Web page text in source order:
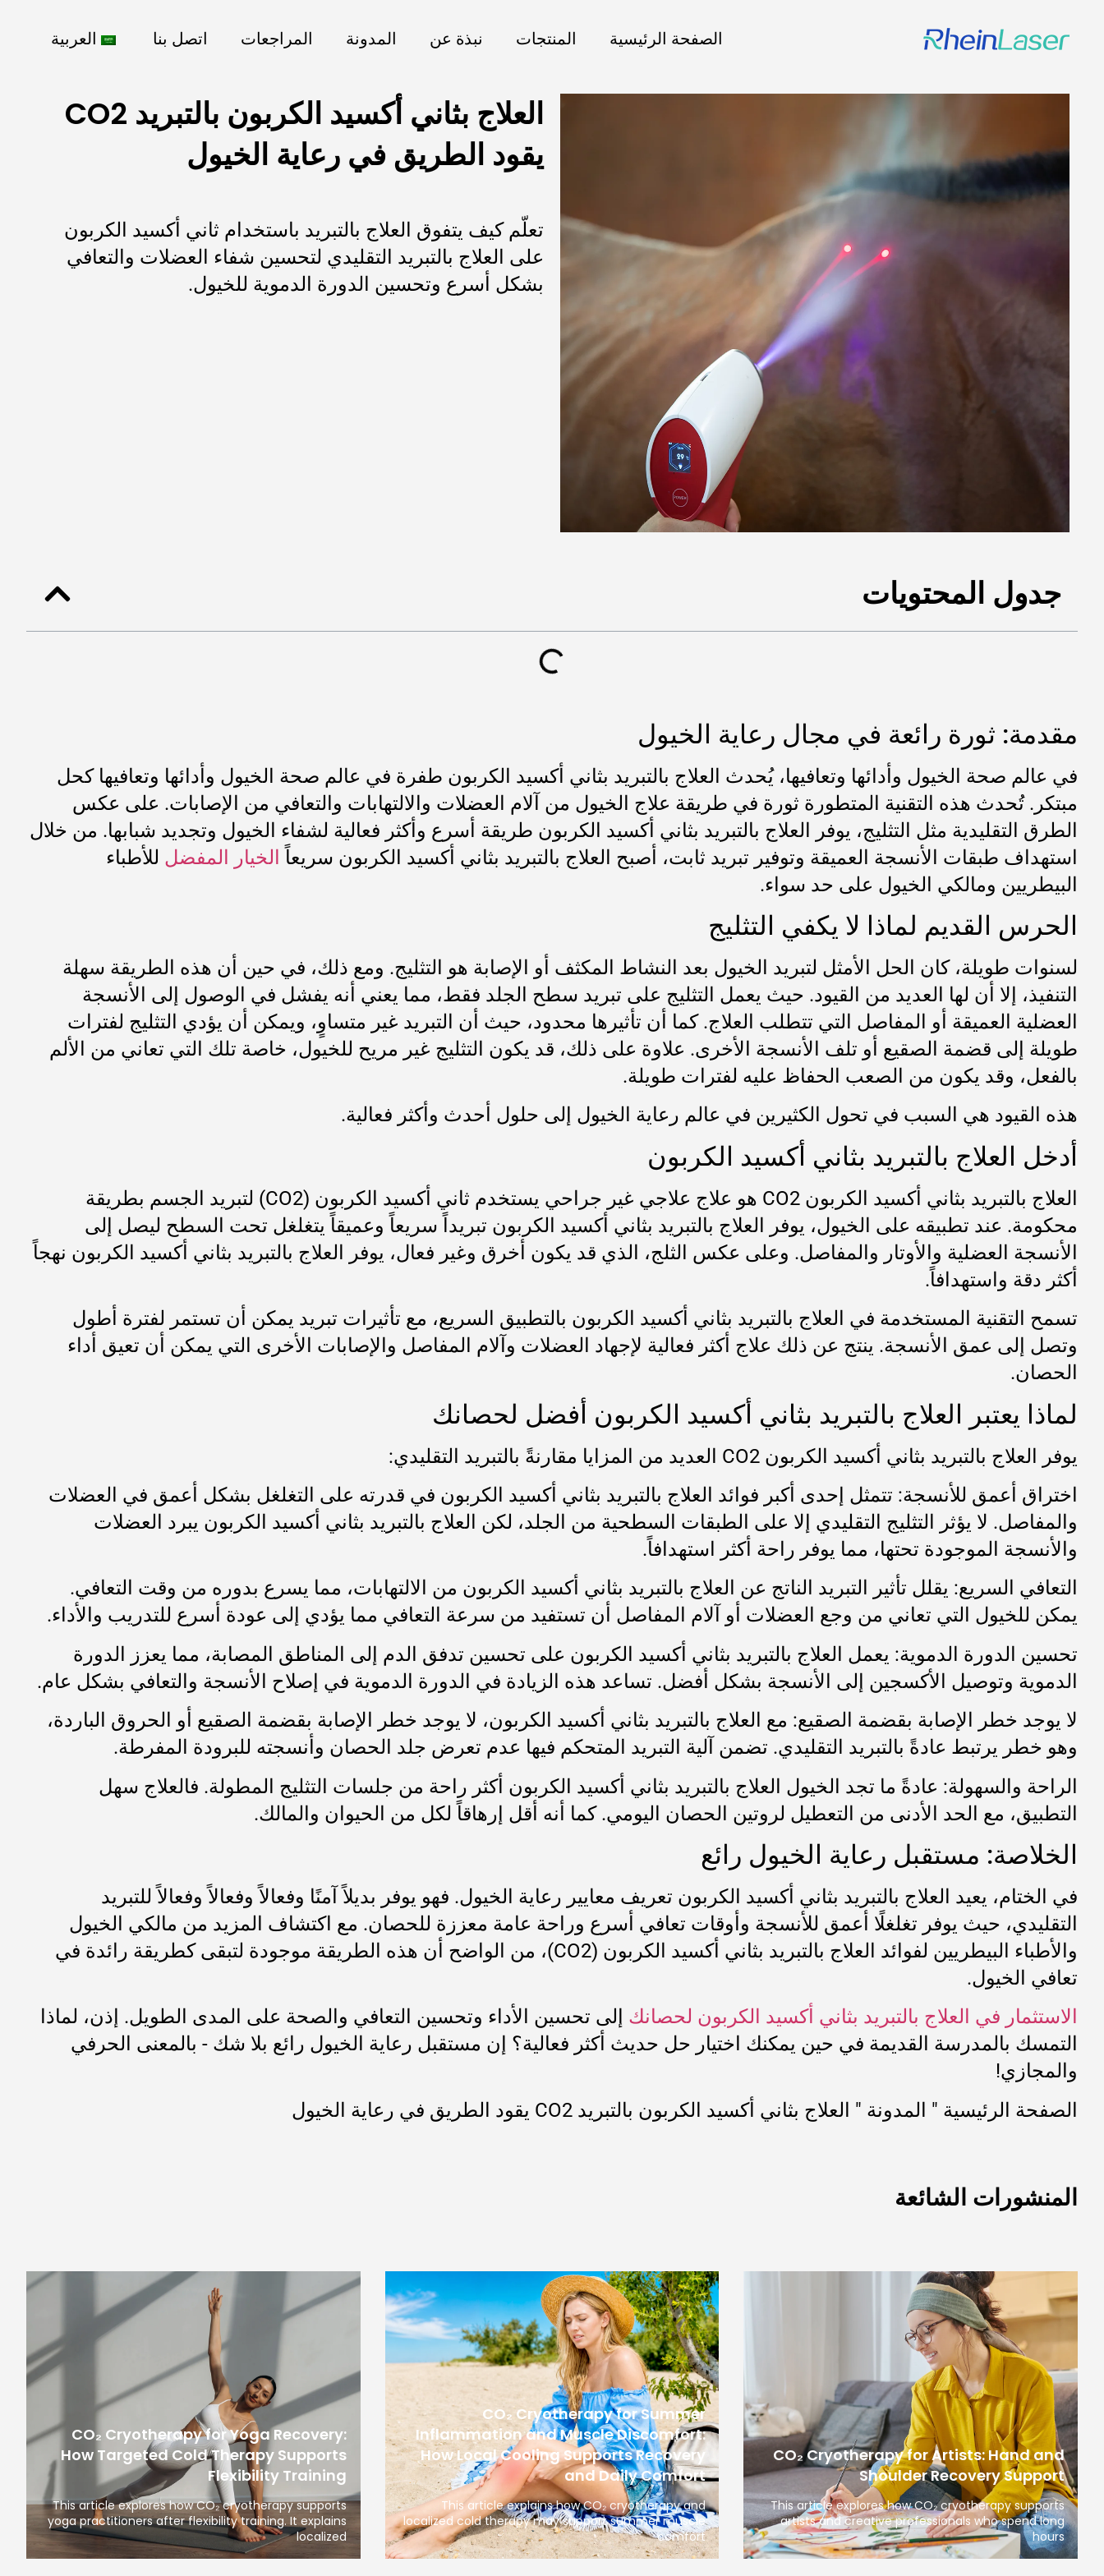
الصفحة الرئيسية المنتجات نبذة عن المدونة المراجعات اتصل بنا العربية
العلاج بثاني أكسيد الكربون بالتبريد CO2
يقود الطريق في رعاية الخيول
تعلّم كيف يتفوق العلاج بالتبريد باستخدام ثاني أكسيد الكربون
على العلاج بالتبريد التقليدي لتحسين شفاء العضلات والتعافي
بشكل أسرع وتحسين الدورة الدموية للخيول.
جدول المحتويات
مقدمة: ثورة رائعة في مجال رعاية الخيول
في عالم صحة الخيول وأدائها وتعافيها، يُحدث العلاج بالتبريد بثاني أكسيد الكربون طفرة في عالم صحة الخيول وأدائها وتعافيها كحل
مبتكر. تُحدث هذه التقنية المتطورة ثورة في طريقة علاج الخيول من آلام العضلات والالتهابات والتعافي من الإصابات. على عكس
الطرق التقليدية مثل التثليج، يوفر العلاج بالتبريد بثاني أكسيد الكربون طريقة أسرع وأكثر فعالية لشفاء الخيول وتجديد شبابها. من خلال
استهداف طبقات الأنسجة العميقة وتوفير تبريد ثابت، أصبح العلاج بالتبريد بثاني أكسيد الكربون سريعاً الخيار المفضل للأطباء
البيطريين ومالكي الخيول على حد سواء.
الحرس القديم لماذا لا يكفي التثليج
لسنوات طويلة، كان الحل الأمثل لتبريد الخيول بعد النشاط المكثف أو الإصابة هو التثليج. ومع ذلك، في حين أن هذه الطريقة سهلة
التنفيذ، إلا أن لها العديد من القيود. حيث يعمل التثليج على تبريد سطح الجلد فقط، مما يعني أنه يفشل في الوصول إلى الأنسجة
العضلية العميقة أو المفاصل التي تتطلب العلاج. كما أن تأثيرها محدود، حيث أن التبريد غير متساوٍ، ويمكن أن يؤدي التثليج لفترات
طويلة إلى قضمة الصقيع أو تلف الأنسجة الأخرى. علاوة على ذلك، قد يكون التثليج غير مريح للخيول، خاصة تلك التي تعاني من الألم
بالفعل، وقد يكون من الصعب الحفاظ عليه لفترات طويلة.
هذه القيود هي السبب في تحول الكثيرين في عالم رعاية الخيول إلى حلول أحدث وأكثر فعالية.
أدخل العلاج بالتبريد بثاني أكسيد الكربون
العلاج بالتبريد بثاني أكسيد الكربون CO2 هو علاج علاجي غير جراحي يستخدم ثاني أكسيد الكربون (CO2) لتبريد الجسم بطريقة
محكومة. عند تطبيقه على الخيول، يوفر العلاج بالتبريد بثاني أكسيد الكربون تبريداً سريعاً وعميقاً يتغلغل تحت السطح ليصل إلى
الأنسجة العضلية والأوتار والمفاصل. وعلى عكس الثلج، الذي قد يكون أخرق وغير فعال، يوفر العلاج بالتبريد بثاني أكسيد الكربون نهجاً
أكثر دقة واستهدافاً.
تسمح التقنية المستخدمة في العلاج بالتبريد بثاني أكسيد الكربون بالتطبيق السريع، مع تأثيرات تبريد يمكن أن تستمر لفترة أطول
وتصل إلى عمق الأنسجة. ينتج عن ذلك علاج أكثر فعالية لإجهاد العضلات وآلام المفاصل والإصابات الأخرى التي يمكن أن تعيق أداء
الحصان.
لماذا يعتبر العلاج بالتبريد بثاني أكسيد الكربون أفضل لحصانك
يوفر العلاج بالتبريد بثاني أكسيد الكربون CO2 العديد من المزايا مقارنةً بالتبريد التقليدي:
اختراق أعمق للأنسجة: تتمثل إحدى أكبر فوائد العلاج بالتبريد بثاني أكسيد الكربون في قدرته على التغلغل بشكل أعمق في العضلات
والمفاصل. لا يؤثر التثليج التقليدي إلا على الطبقات السطحية من الجلد، لكن العلاج بالتبريد بثاني أكسيد الكربون يبرد العضلات
والأنسجة الموجودة تحتها، مما يوفر راحة أكثر استهدافاً.
التعافي السريع: يقلل تأثير التبريد الناتج عن العلاج بالتبريد بثاني أكسيد الكربون من الالتهابات، مما يسرع بدوره من وقت التعافي.
يمكن للخيول التي تعاني من وجع العضلات أو آلام المفاصل أن تستفيد من سرعة التعافي مما يؤدي إلى عودة أسرع للتدريب والأداء.
تحسين الدورة الدموية: يعمل العلاج بالتبريد بثاني أكسيد الكربون على تحسين تدفق الدم إلى المناطق المصابة، مما يعزز الدورة
الدموية وتوصيل الأكسجين إلى الأنسجة بشكل أفضل. تساعد هذه الزيادة في الدورة الدموية في إصلاح الأنسجة والتعافي بشكل عام.
لا يوجد خطر الإصابة بقضمة الصقيع: مع العلاج بالتبريد بثاني أكسيد الكربون، لا يوجد خطر الإصابة بقضمة الصقيع أو الحروق الباردة،
وهو خطر يرتبط عادةً بالتبريد التقليدي. تضمن آلية التبريد المتحكم فيها عدم تعرض جلد الحصان وأنسجته للبرودة المفرطة.
الراحة والسهولة: عادةً ما تجد الخيول العلاج بالتبريد بثاني أكسيد الكربون أكثر راحة من جلسات التثليج المطولة. فالعلاج سهل
التطبيق، مع الحد الأدنى من التعطيل لروتين الحصان اليومي. كما أنه أقل إرهاقاً لكل من الحيوان والمالك.
الخلاصة: مستقبل رعاية الخيول رائع
في الختام، يعيد العلاج بالتبريد بثاني أكسيد الكربون تعريف معايير رعاية الخيول. فهو يوفر بديلاً آمنًا وفعالاً وفعالاً وفعالاً للتبريد
التقليدي، حيث يوفر تغلغلًا أعمق للأنسجة وأوقات تعافي أسرع وراحة عامة معززة للحصان. مع اكتشاف المزيد من مالكي الخيول
والأطباء البيطريين لفوائد العلاج بالتبريد بثاني أكسيد الكربون (CO2)، من الواضح أن هذه الطريقة موجودة لتبقى كطريقة رائدة في
تعافي الخيول.
الاستثمار في العلاج بالتبريد بثاني أكسيد الكربون لحصانك إلى تحسين الأداء وتحسين التعافي والصحة على المدى الطويل. إذن، لماذا
التمسك بالمدرسة القديمة في حين يمكنك اختيار حل حديث أكثر فعالية؟ إن مستقبل رعاية الخيول رائع بلا شك - بالمعنى الحرفي
والمجازي!
الصفحة الرئيسية " المدونة " العلاج بثاني أكسيد الكربون بالتبريد CO2 يقود الطريق في رعاية الخيول
المنشورات الشائعة
CO₂ Cryotherapy for Artists: Hand and
Shoulder Recovery Support
This article explores how CO₂ cryotherapy supports
artists and creative professionals who spend long
hours
CO₂ Cryotherapy for Summer
Inflammation and Muscle Discomfort:
How Local Cooling Supports Recovery
and Daily Comfort
This article explains how CO₂ cryotherapy and
localized cold therapy may support summer muscle
comfort
CO₂ Cryotherapy for Yoga Recovery:
How Targeted Cold Therapy Supports
Flexibility Training
This article explores how CO₂ cryotherapy supports
yoga practitioners after flexibility training. It explains
localized